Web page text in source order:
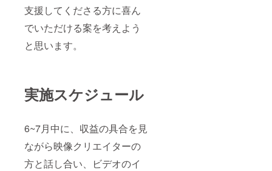
支援してくださる方に喜ん
でいただける案を考えよう
と思います。
実施スケジュール
6~7月中に、収益の具合を見
ながら映像クリエイターの
方と話し合い、ビデオのイ